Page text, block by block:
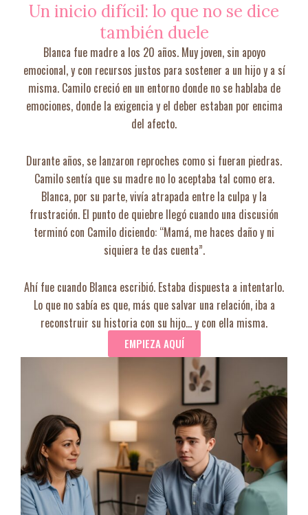
Un inicio difícil: lo que no se dice
también duele
Blanca fue madre a los 20 años. Muy joven, sin apoyo
emocional, y con recursos justos para sostener a un hijo y a sí
misma. Camilo creció en un entorno donde no se hablaba de
emociones, donde la exigencia y el deber estaban por encima
del afecto.
Durante años, se lanzaron reproches como si fueran piedras.
Camilo sentía que su madre no lo aceptaba tal como era.
Blanca, por su parte, vivía atrapada entre la culpa y la
frustración. El punto de quiebre llegó cuando una discusión
terminó con Camilo diciendo: “Mamá, me haces daño y ni
siquiera te das cuenta”.
Ahí fue cuando Blanca escribió. Estaba dispuesta a intentarlo.
Lo que no sabía es que, más que salvar una relación, iba a
reconstruir su historia con su hijo… y con ella misma.
EMPIEZA AQUÍ